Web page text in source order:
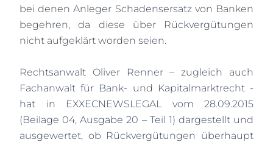
bei denen Anleger Schadensersatz von Banken
begehren, da diese über Rückvergütungen
nicht aufgeklärt worden seien.
Rechtsanwalt Oliver Renner – zugleich auch
Fachanwalt für Bank- und Kapitalmarktrecht -
hat in EXXECNEWSLEGAL vom 28.09.2015
(Beilage 04, Ausgabe 20 – Teil 1) dargestellt und
ausgewertet, ob Rückvergütungen überhaupt